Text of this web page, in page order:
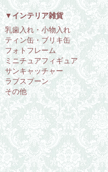
▼インテリア雑貨
乳歯入れ・小物入れ
ティン缶・ブリキ缶
フォトフレーム
ミニチュアフィギュア
サンキャッチャー
ラブスプーン
その他